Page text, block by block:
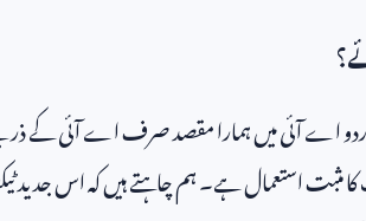
اے آئی میں ہمارا مقصد صرف اے آئی کے
استعمال ہے۔ ہم چاہتے ہیں کہ اس جدید